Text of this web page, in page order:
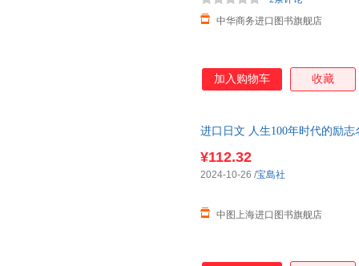
中华商务进口图书旗舰店
加入购物车 收藏
进口日文 人生100年时代的励
¥112.32
中图上海进口图书旗舰店
2024-10-26 /宝島社